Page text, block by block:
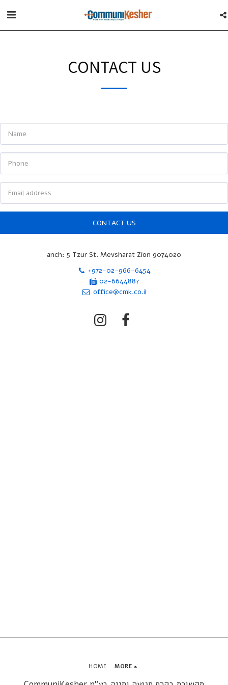
CONTACT US
CONTACT US
anch: 5 Tzur St. Mevsharat Zion 9074020
+972-02-966-6454
02-6644887
office@cmk.co.il
HOME MORE